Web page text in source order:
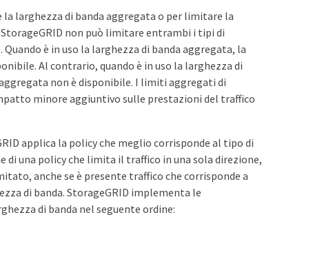
larghezza di banda aggregata o per limitare la
non può limitare entrambi i tipi di
è in uso la larghezza di banda aggregata, la
Al contrario, quando è in uso la larghezza di
non è disponibile. I limiti aggregati di
minore aggiuntivo sulle prestazioni del traffico
applica la policy che meglio corrisponde al tipo di
di una policy che limita il traffico in una sola direzione,
anche se è presente traffico che corrisponde a
di banda. StorageGRID implementa le
di banda nel seguente ordine: